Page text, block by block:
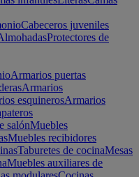
Cabeceros juveniles
Protectores de
Armarios puertas
Armarios
esquinerosArmarios
salónMuebles
Muebles recibidores
Taburetes de cocinaMesas
Muebles auxiliares de